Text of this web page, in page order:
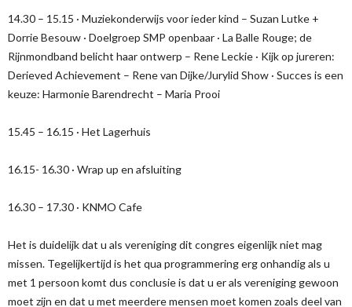
14.30 – 15.15 · Muziekonderwijs voor ieder kind – Suzan Lutke +
Dorrie Besouw · Doelgroep SMP openbaar · La Balle Rouge; de
Rijnmondband belicht haar ontwerp – Rene Leckie · Kijk op jureren:
Derieved Achievement – Rene van Dijke/Jurylid Show · Succes is een
keuze: Harmonie Barendrecht – Maria Prooi
15.45 – 16.15 · Het Lagerhuis
16.15- 16.30 · Wrap up en afsluiting
16.30 – 17.30 · KNMO Cafe
Het is duidelijk dat u als vereniging dit congres eigenlijk niet mag
missen. Tegelijkertijd is het qua programmering erg onhandig als u
met 1 persoon komt dus conclusie is dat u er als vereniging gewoon
moet zijn en dat u met meerdere mensen moet komen zoals deel van